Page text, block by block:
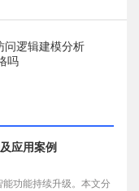
问逻辑建模分析
吗
应用案例
能功能持续升级。本文分